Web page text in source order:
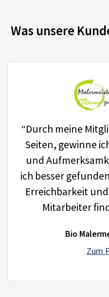
Was unsere
“Durch meine
Seiten, gewinne
und
ich besser
Erreichbarkeit
Mitarbeiter
Bio
Zum